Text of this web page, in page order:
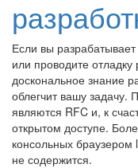
Если вы
или проводите
доскональное знание
облегчит вашу задачу.
являются RFC и, к
открытом доступе.
консольных браузером
не содержится.